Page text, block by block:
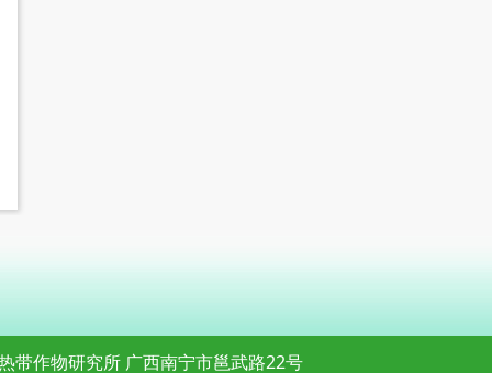
带作物研究所 广西南宁市邕武路22号